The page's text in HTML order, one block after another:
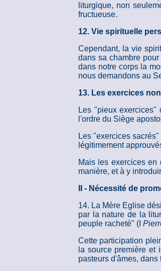
liturgique, non
fructueuse.
12. Vie spirituelle
Cependant, la vie
dans sa chambre
dans notre corps la
nous demandons au
13. Les exercices
Les "pieux
l'ordre du Siège
Les "exercices
légitimement
Mais les exercices
manière, et à y
II - Nécessité de
14. La Mère Eglise
par la nature de la
peuple racheté" (I
Cette participation
la source première et
pasteurs d'âmes,